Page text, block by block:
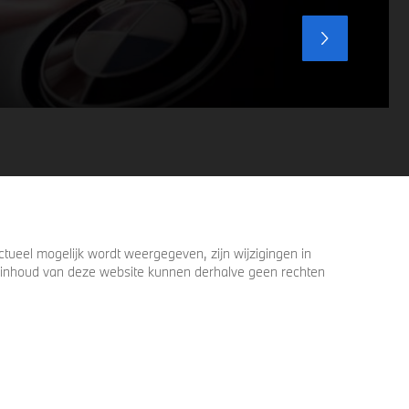
mogelijk wordt weergegeven, zijn wijzigingen in
van deze website kunnen derhalve geen rechten